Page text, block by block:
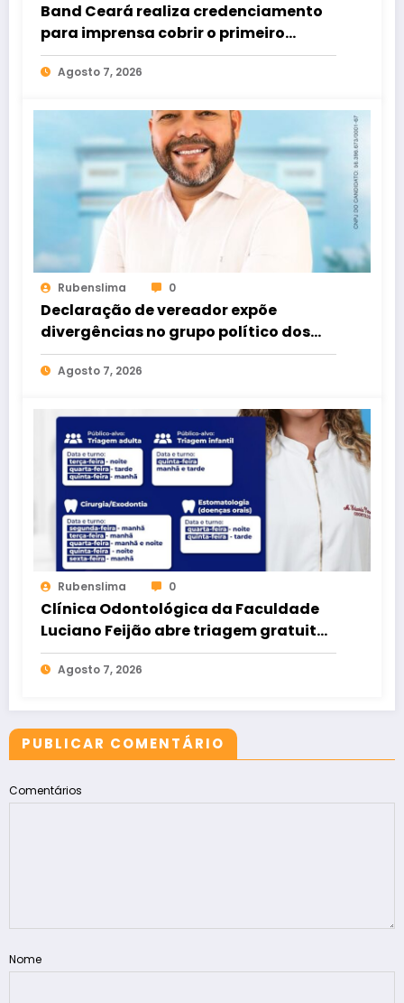
Band Ceará realiza credenciamento
para imprensa cobrir o primeiro
debate entre candidatos ao Governo
do Estado
Agosto 7, 2026
Rubenslima 0
Declaração de vereador expõe
divergências no grupo político dos
Rodrigues
Agosto 7, 2026
Rubenslima 0
Clínica Odontológica da Faculdade
Luciano Feijão abre triagem gratuita
para crianças e adultos
Agosto 7, 2026
PUBLICAR COMENTÁRIO
Comentários
Nome